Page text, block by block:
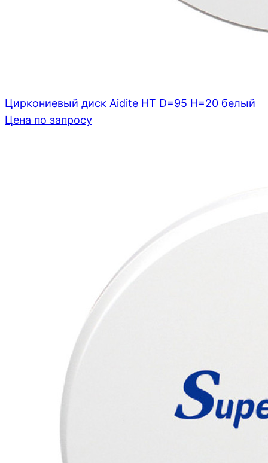
Циркониевый диск Aidite HT D=95 H=20 белый
Цена по запросу